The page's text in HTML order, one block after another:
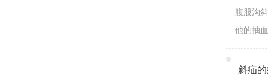
腹股沟
他的抽
斜疝